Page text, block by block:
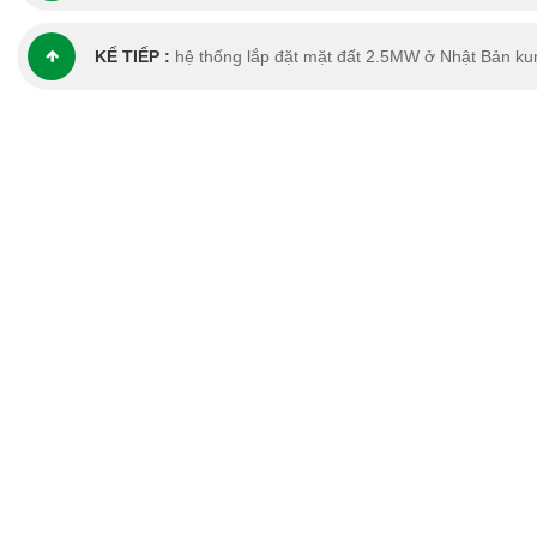
KẾ TIẾP : hệ thống lắp đặt mặt đất 2.5MW ở Nhật Bản